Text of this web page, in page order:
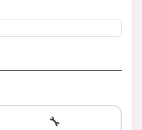
🔧